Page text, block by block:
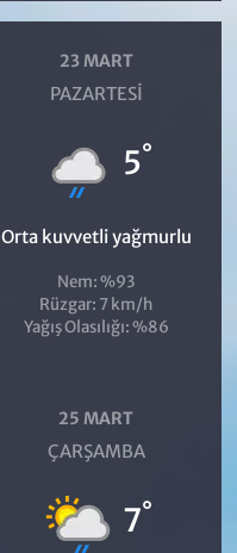
23 MART
PAZARTESI
5°
Orta kuvvetli yağmurlu
Nem: %93
Rüzgar: 7 km/h
Yağış Olasılığı: %86
25 MART
ÇARŞAMBA
7°